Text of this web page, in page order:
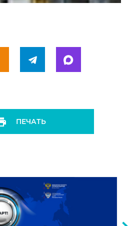
ПЕЧАТЬ